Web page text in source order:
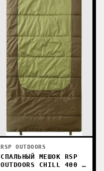
RSP OUTDOORS
СПАЛЬНЫЙ МЕШОК RSP
OUTDOORS CHILL 400 R